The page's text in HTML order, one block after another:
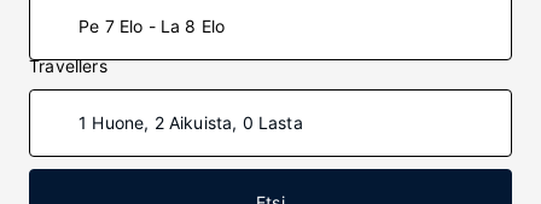
Pe 7 Elo - La 8 Elo
Travellers
1 Huone, 2 Aikuista, 0 Lasta